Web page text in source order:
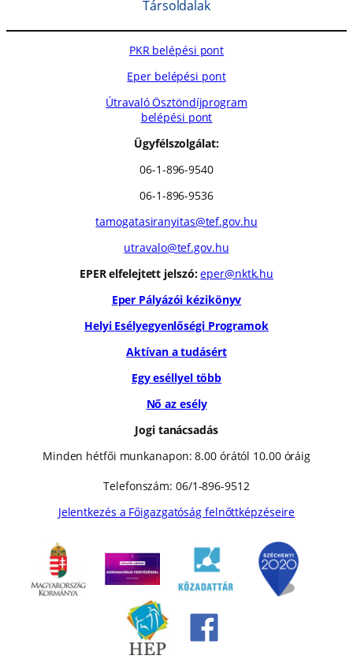
Társoldalak
PKR belépési pont
Eper belépési pont
Útravaló Ösztöndíjprogram
belépési pont
Ügyfélszolgálat:
06-1-896-9540
06-1-896-9536
tamogatasiranyitas@tef.gov.hu
utravalo@tef.gov.hu
EPER elfelejtett jelszó: eper@nktk.hu
Eper Pályázói kézikönyv
Helyi Esélyegyenlőségi Programok
Aktívan a tudásért
Egy eséllyel több
Nő az esély
Jogi tanácsadás
Minden hétfői munkanapon: 8.00 órától 10.00 óráig
Telefonszám: 06/1-896-9512
Jelentkezés a Főigazgatóság felnőttképzéseire